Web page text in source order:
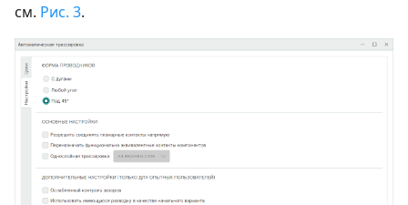
см. Рис. 3.